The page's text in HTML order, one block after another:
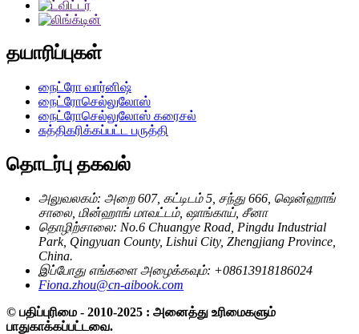
தயாரிப்புகள்
நைட்ரோ வார்னிஷ்
நைட்ரோசெல்லுலோஸ்
நைட்ரோசெல்லுலோஸ் கரைசல்
சுத்திகரிக்கப்பட்ட பருத்தி
தொடர்பு தகவல்
அலுவலகம்: அறை 607, கட்டிடம் 5, சந்து 666, ஷென்ஹாங்
சாலை, மின்ஹாங் மாவட்டம், ஷாங்காய், சீனா
தொழிற்சாலை: No.6 Chuangye Road, Pingdu Industrial
Park, Qingyuan County, Lishui City, Zhengjiang Province,
China.
இப்போது எங்களை அழைக்கவும்: +08613918186024
Fiona.zhou@cn-aibook.com
© பதிப்புரிமை - 2010-2025 : அனைத்து உரிமைகளும்
பாதுகாக்கப்பட்டவை.